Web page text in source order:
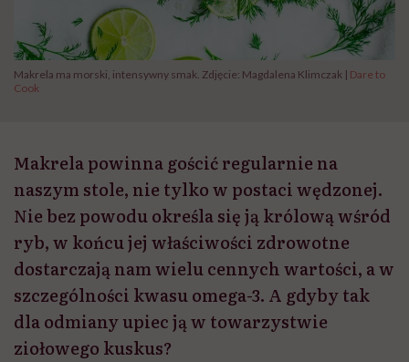
Makrela ma morski, intensywny smak. Zdjęcie: Magdalena Klimczak | Dare to
Cook
Makrela powinna gościć regularnie na
naszym stole, nie tylko w postaci wędzonej.
Nie bez powodu określa się ją królową wśród
ryb, w końcu jej właściwości zdrowotne
dostarczają nam wielu cennych wartości, a w
szczególności kwasu omega-3. A gdyby tak
dla odmiany upiec ją w towarzystwie
ziołowego kuskus?